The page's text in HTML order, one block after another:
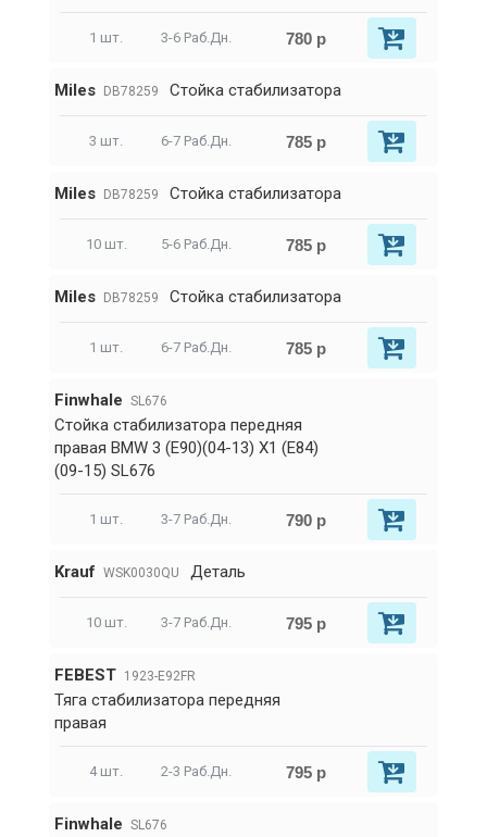
1 шт. 3-6 Раб.Дн. 780 р
Miles DB78259 Стойка стабилизатора
3 шт. 6-7 Раб.Дн. 785 р
Miles DB78259 Стойка стабилизатора
10 шт. 5-6 Раб.Дн. 785 р
Miles DB78259 Стойка стабилизатора
1 шт. 6-7 Раб.Дн. 785 р
Finwhale SL676
Стойка стабилизатора передняя
правая BMW 3 (E90)(04-13) X1 (E84)
(09-15) SL676
1 шт. 3-7 Раб.Дн. 790 р
Krauf WSK0030QU Деталь
10 шт. 3-7 Раб.Дн. 795 р
FEBEST 1923-E92FR
Тяга стабилизатора передняя
правая
4 шт. 2-3 Раб.Дн. 795 р
Finwhale SL676